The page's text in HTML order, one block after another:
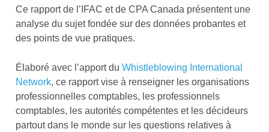
Ce rapport de l’IFAC et de CPA Canada présentent une
analyse du sujet fondée sur des données probantes et
des points de vue pratiques.
Élaboré avec l’apport du Whistleblowing International
Network, ce rapport vise à renseigner les organisations
professionnelles comptables, les professionnels
comptables, les autorités compétentes et les décideurs
partout dans le monde sur les questions relatives à